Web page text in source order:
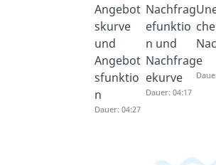
Angebot
skurve
und
Angebot
sfunktio
n
Dauer: 04:27
Nachfrag
efunktio
n und
Nachfrag
ekurve
Dauer: 04:17
che
e